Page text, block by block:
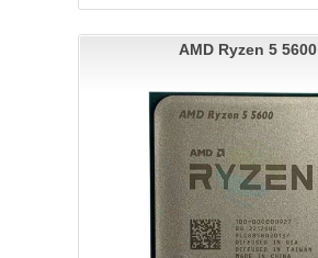
AMD Ryzen 5 5600